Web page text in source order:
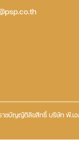
ชบัญญัติลิขสิทธิ์ บริษัท พี.เอ